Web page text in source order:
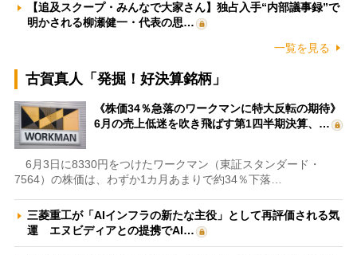
【追及スクープ・みんなで大家さん】独占入手“内部議事録”で
明かされる柳瀬健一・代表の思…
一覧を見る
古賀真人「発掘！好決算銘柄」
《株価34％急落のワークマンに特大反転の期待》
6月の売上低迷を吹き飛ばす第1四半期決算、…
6月3日に8330円をつけたワークマン（東証スタンダード・
7564）の株価は、わずか1カ月あまりで約34％下落…
三菱重工が「AIインフラの新たな主役」として再評価される気
運 エヌビディアとの提携でAI…